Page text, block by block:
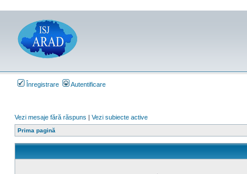
Înregistrare Autentificare
Vezi mesaje fără răspuns | Vezi subiecte active
Prima pagină